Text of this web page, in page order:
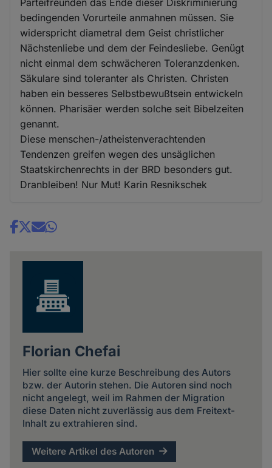
bedingenden Vorurteile anmahnen müssen. Sie
widerspricht diametral dem Geist christlicher
Nächstenliebe und dem der Feindesliebe. Genügt
nicht einmal dem schwächeren Toleranzdenken.
Säkulare sind toleranter als Christen. Christen
haben ein besseres Selbstbewußtsein entwickeln
können. Pharisäer werden solche seit Bibelzeiten
genannt.
Diese menschen-/atheistenverachtenden
Tendenzen greifen wegen des unsäglichen
Staatskirchenrechts in der BRD besonders gut.
Dranbleiben! Nur Mut! Karin Resnikschek
Share
Florian Chefai
Hier sollte eine kurze Beschreibung des Autors
bzw. der Autorin stehen. Die Autoren sind noch
nicht angelegt, weil im Rahmen der Migration
diese Daten nicht zuverlässig aus dem Freitext-
Inhalt zu extrahieren sind.
Weitere Artikel des Autoren